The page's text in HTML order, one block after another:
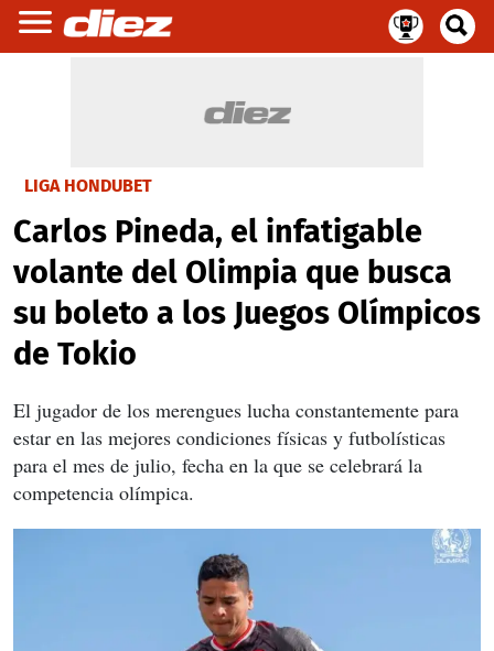
LIGA HONDUBET
Carlos Pineda, el infatigable
volante del Olimpia que busca
su boleto a los Juegos Olímpicos
de Tokio
El jugador de los merengues lucha constantemente para
estar en las mejores condiciones físicas y futbolísticas
para el mes de julio, fecha en la que se celebrará la
competencia olímpica.